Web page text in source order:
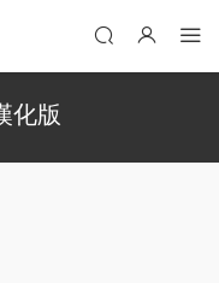
化版